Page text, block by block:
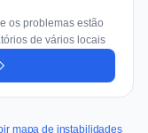
os problemas estão
de vários locais
mapa de instabilidades